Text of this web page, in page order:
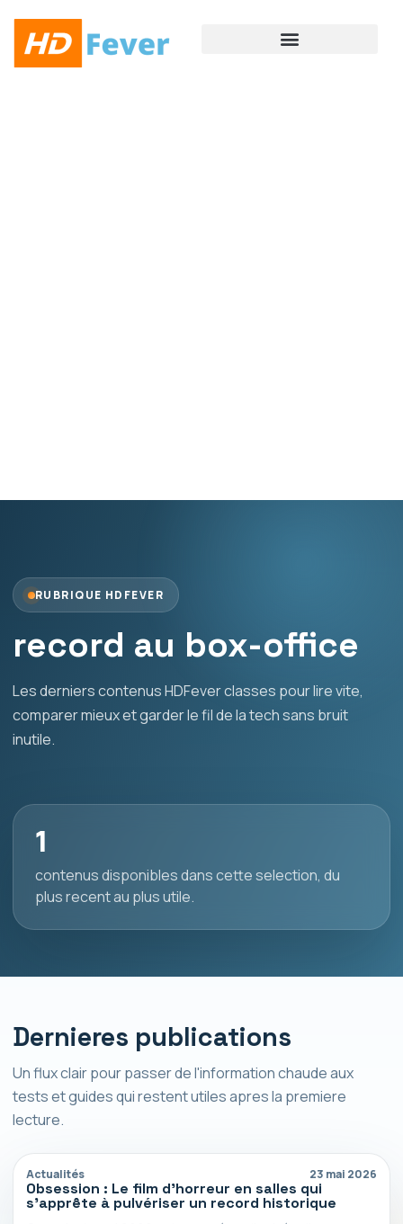
RUBRIQUE HDFEVER
record au box-office
Les derniers contenus HDFever classes pour lire vite,
comparer mieux et garder le fil de la tech sans bruit
inutile.
1
contenus disponibles dans cette selection, du
plus recent au plus utile.
Dernieres publications
Un flux clair pour passer de l'information chaude aux
tests et guides qui restent utiles apres la premiere
lecture.
Actualités 23 mai 2026
Obsession : Le film d’horreur en salles qui
s’apprête à pulvériser un record historique